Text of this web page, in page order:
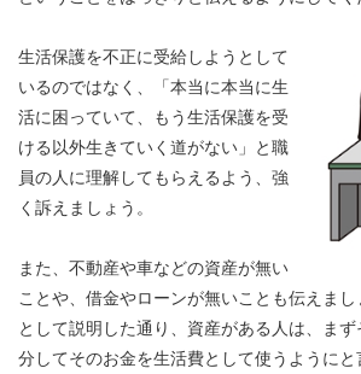
生活保護を不正に受給しようとして
いるのではなく、「本当に本当に生
活に困っていて、もう生活保護を受
ける以外生きていく道がない」と職
員の人に理解してもらえるよう、強
く訴えましょう。
また、不動産や車などの資産が無い
ことや、借金やローンが無いことも伝えま
として説明した通り、資産がある人は、ま
分してそのお金を生活費として使うようにと